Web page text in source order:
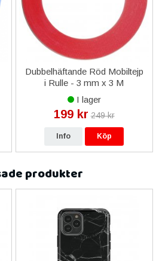
Dubbelhäftande Röd Mobiltejp
i Rulle - 3 mm x 3 M
I lager
199 kr 249 kr
Info Köp
produkter